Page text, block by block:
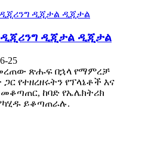
ዲጂታል ዲጂታል
25
ጽሑፍ በኋላ የማምረቻ
የተዘረዘሩትን የፕላኔቶች እና
ከባድ የኤሌክትሪክ
ይቆጣጠራሉ.